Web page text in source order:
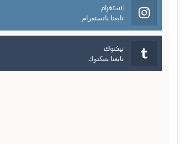
انستغرام
تابعنا بانستغرام
تيكتوك
تابعنا بتيكتوك